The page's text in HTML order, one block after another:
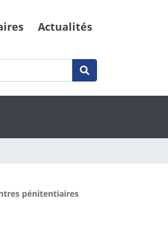
Actualités
pénitentiaires